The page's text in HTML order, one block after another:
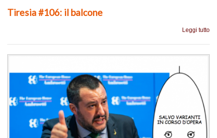
Tiresia #106: il balcone
Leggi tutto